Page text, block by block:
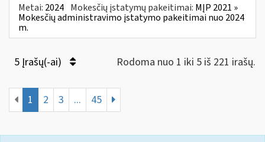
Metai: 2024 Mokesčių įstatymų pakeitimai: MĮP 2021 »
Mokesčių administravimo įstatymo pakeitimai nuo 2024
m.
5 Įrašų(-ai) Rodoma nuo 1 iki 5 iš 221 irašų.
1 2 3 ... 45